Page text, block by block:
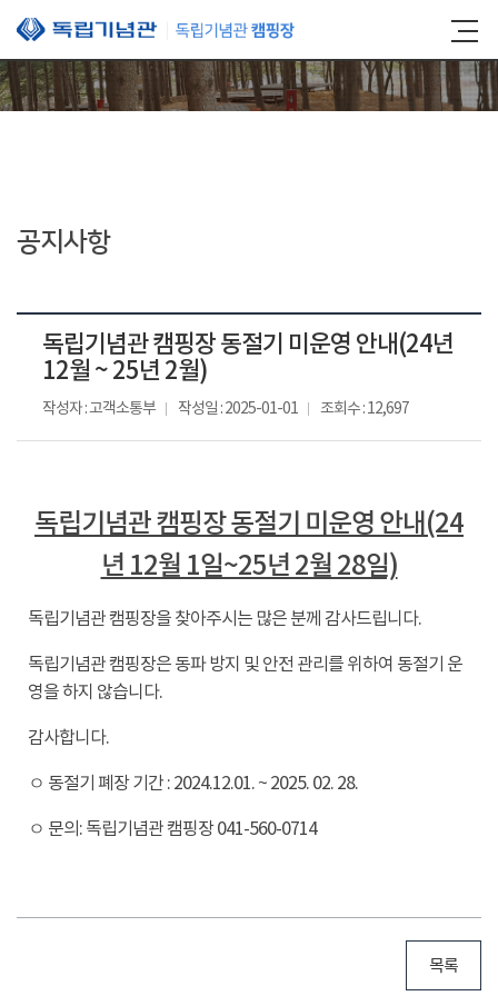
본문 바로가기
공지사항
독립기념관 캠핑장 동절기 미운영 안내(24년
12월 ~ 25년 2월)
작성자 : 고객소통부 작성일 : 2025-01-01 조회수 : 12,697
독립기념관 캠핑장 동절기 미운영 안내(24
년 12월 1일~25년 2월 28일)
독립기념관 캠핑장을 찾아주시는 많은 분께 감사드립니다.
독립기념관 캠핑장은 동파 방지 및 안전 관리를 위하여 동절기 운
영을 하지 않습니다.
감사합니다.
ㅇ 동절기 폐장 기간 : 2024.12.01. ~ 2025. 02. 28.
ㅇ 문의: 독립기념관 캠핑장 041-560-0714
목록